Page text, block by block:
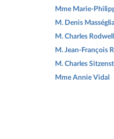
Mme Marie-
M. Denis
M. Charles Rodwell
M. Jean-François
M. Charles
Mme Annie Vidal